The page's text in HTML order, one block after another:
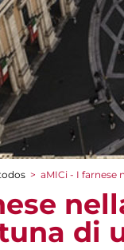
> aMICi - I farnese
di